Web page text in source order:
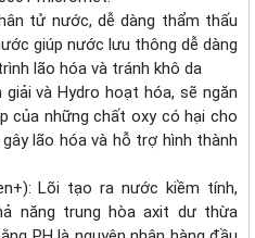
tử nước, dễ dàng thẩm thấu
giúp nước lưu thông dễ dàng
lão hóa và tránh khô da
và Hydro hoạt hóa, sẽ ngăn
của những chất oxy có hại cho
lão hóa và hỗ trợ hình thành
Lõi tạo ra nước kiềm tính,
năng trung hòa axit dư thừa